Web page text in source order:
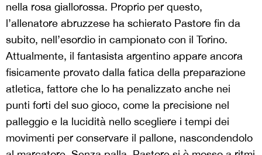
nella rosa giallorossa. Proprio per questo,
l’allenatore abruzzese ha schierato Pastore fin da
subito, nell’esordio in campionato con il Torino.
Attualmente, il fantasista argentino appare ancora
fisicamente provato dalla fatica della preparazione
atletica, fattore che lo ha penalizzato anche nei
punti forti del suo gioco, come la precisione nel
palleggio e la lucidità nello scegliere i tempi dei
movimenti per conservare il pallone, nascondendolo